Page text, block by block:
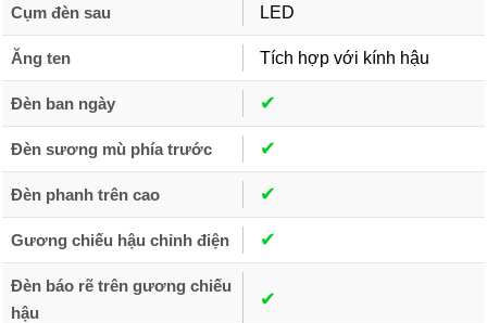
Cụm đèn sau LED
Ăng ten Tích hợp với kính hậu
Đèn ban ngày ✔︎
Đèn sương mù phía trước ✔︎
Đèn phanh trên cao ✔︎
Gương chiếu hậu chỉnh điện ✔︎
Đèn báo rẽ trên gương chiếu
hậu
✔︎